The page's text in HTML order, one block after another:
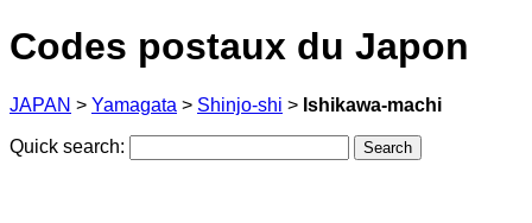
Codes postaux du Japon
JAPAN > Yamagata > Shinjo-shi > Ishikawa-machi
Quick search: